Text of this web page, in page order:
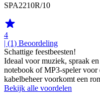
SPA2210R/10
4
| (1) Beoordeling
Schattige feestbeesten!
Ideaal voor muziek, spraak
notebook of MP3-speler voor
kabelbeheer voorkomt een
Bekijk alle voordelen